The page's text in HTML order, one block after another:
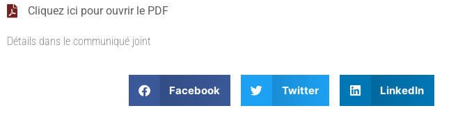
Cliquez ici pour ouvrir le PDF
Détails dans le communiqué joint
Facebook Twitter LinkedIn